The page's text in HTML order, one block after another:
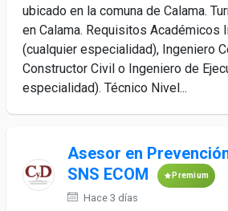
ubicado en la comuna de Calama.
en Calama. Requisitos Académicos
(cualquier especialidad), Ingeniero
Constructor Civil o Ingeniero de
especialidad). Técnico Nivel...
Asesor en
SNS ECOM
Premium
Hace 3 días